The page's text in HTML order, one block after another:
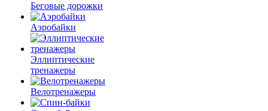
Беговые дорожки
Аэробайки
Эллиптические
тренажеры
Велотренажеры